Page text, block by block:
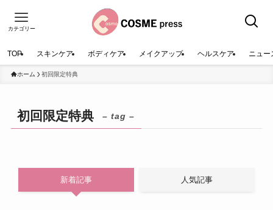
カテゴリー
TOP スキンケア ボディケア メイクアップ ヘルスケア ニュー
ホーム 初回限定特典
初回限定特典 – tag –
新着記事 人気記事